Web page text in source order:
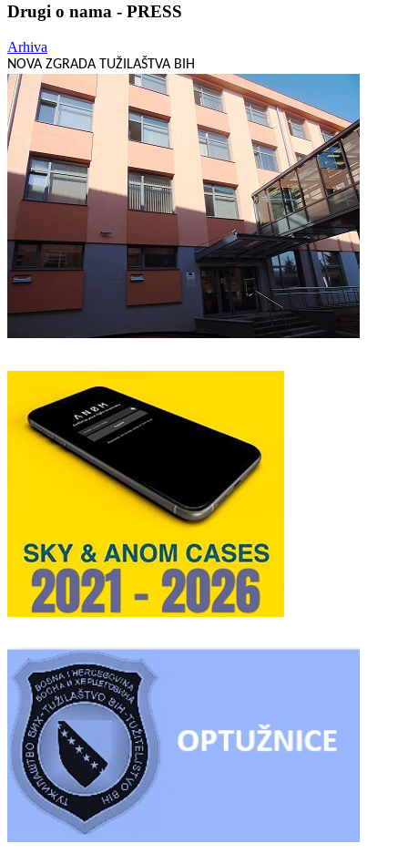
Drugi o nama - PRESS
Arhiva
NOVA ZGRADA TUŽILAŠTVA BIH